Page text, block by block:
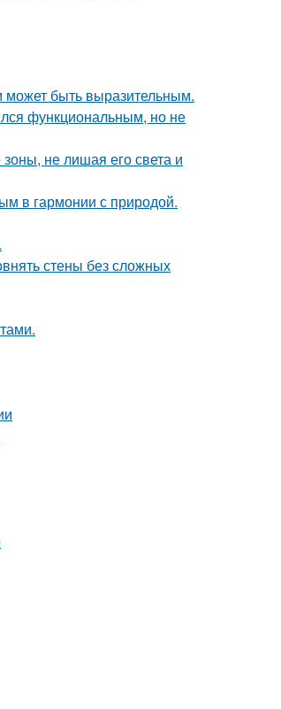
может быть выразительным.
функциональным, но не
не лишая его света и
в гармонии с природой.
стены без сложных